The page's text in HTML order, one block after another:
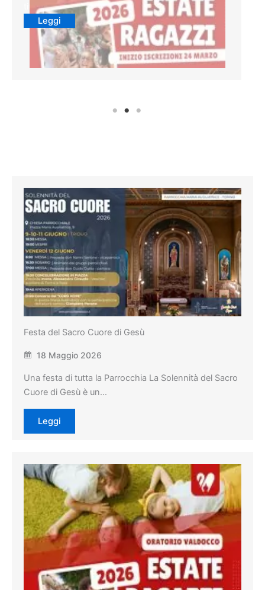
title="Facebook" rel="nofollow noopener"…
Leggi
Festa del Sacro Cuore di Gesù
18 Maggio 2026
Una festa di tutta la Parrocchia La Solennità del Sacro
Cuore di Gesù è un…
Leggi